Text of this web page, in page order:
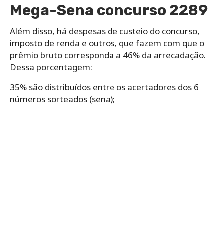
Mega-Sena concurso 2289
Além disso, há despesas de custeio do concurso,
imposto de renda e outros, que fazem com que o
prêmio bruto corresponda a 46% da arrecadação.
Dessa porcentagem:
35% são distribuídos entre os acertadores dos 6
números sorteados (sena);